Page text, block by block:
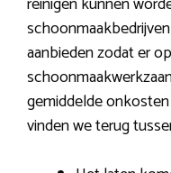
aanbieden zodat er
gemiddelde
vinden we terug